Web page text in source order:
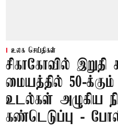
உலக செய்திகள்
சிகாகோவில் இறுதி
மையத்தில் 50-
உடல்கள் அழுகிய
கண்டெடுப்பு -